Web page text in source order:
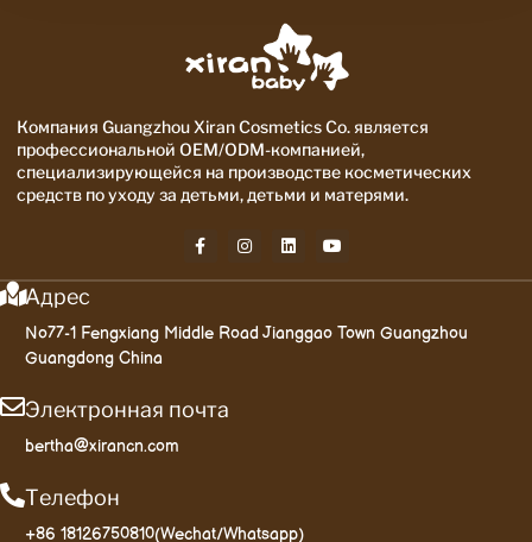
Компания Guangzhou Xiran Cosmetics Co. является
профессиональной OEM/ODM-компанией,
специализирующейся на производстве косметических
средств по уходу за детьми, детьми и матерями.
Адрес
No77-1 Fengxiang Middle Road Jianggao Town Guangzhou
Guangdong China
Электронная почта
bertha@xirancn.com
Телефон
+86 18126750810(Wechat/Whatsapp)